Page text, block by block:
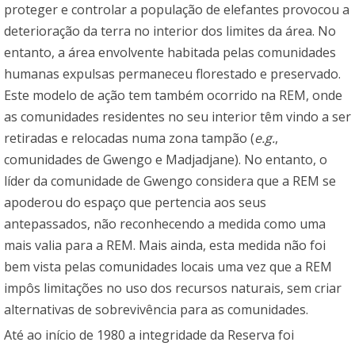
proteger e controlar a população de elefantes provocou a
deterioração da terra no interior dos limites da área. No
entanto, a área envolvente habitada pelas comunidades
humanas expulsas permaneceu florestado e preservado.
Este modelo de ação tem também ocorrido na REM, onde
as comunidades residentes no seu interior têm vindo a ser
retiradas e relocadas numa zona tampão (e.g.,
comunidades de Gwengo e Madjadjane). No entanto, o
líder da comunidade de Gwengo considera que a REM se
apoderou do espaço que pertencia aos seus
antepassados, não reconhecendo a medida como uma
mais valia para a REM. Mais ainda, esta medida não foi
bem vista pelas comunidades locais uma vez que a REM
impôs limitações no uso dos recursos naturais, sem criar
alternativas de sobrevivência para as comunidades.
Até ao início de 1980 a integridade da Reserva foi